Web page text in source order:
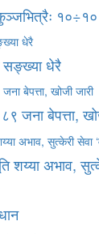
सङ्ख्या धेरै
जना बेपत्ता,
शय्या अभाव,